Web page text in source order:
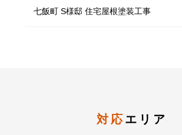
七飯町 S様邸 住宅屋根塗装工事
対応エリア